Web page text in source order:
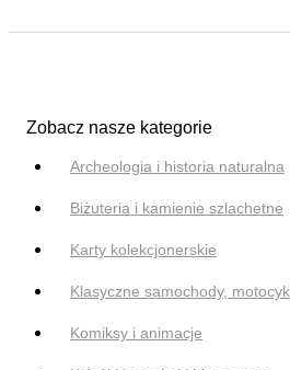
Zobacz nasze kategorie
Archeologia i historia naturalna
Biżuteria i kamienie szlachetne
Karty kolekcjonerskie
Klasyczne samochody,
Komiksy i animacje